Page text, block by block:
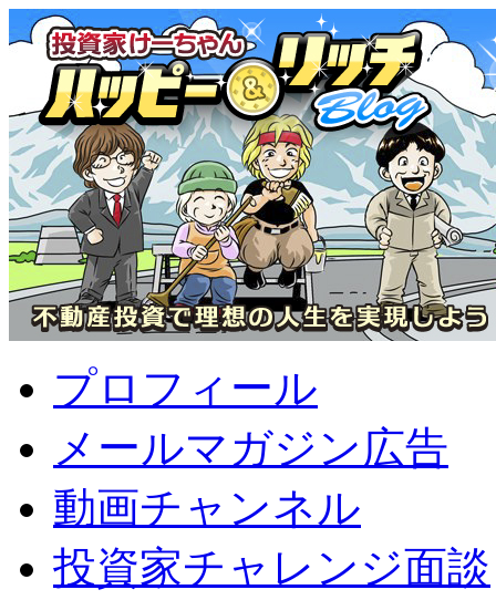
プロフィール
メールマガジン広告
動画チャンネル
投資家チャレンジ面談